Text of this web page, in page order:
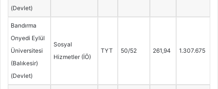
(Devlet)
Bandırma
Onyedi Eylül
Üniversitesi
(Balıkesir)
(Devlet)
Sosyal
Hizmetler (İÖ)
TYT 50/52 261,94 1.307.675